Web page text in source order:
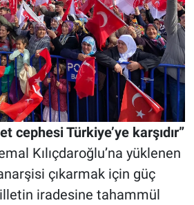
cephesi Türkiye’ye karşıdır”
Kılıçdaroğlu’na yüklenen
çıkarmak için güç
iradesine tahammül